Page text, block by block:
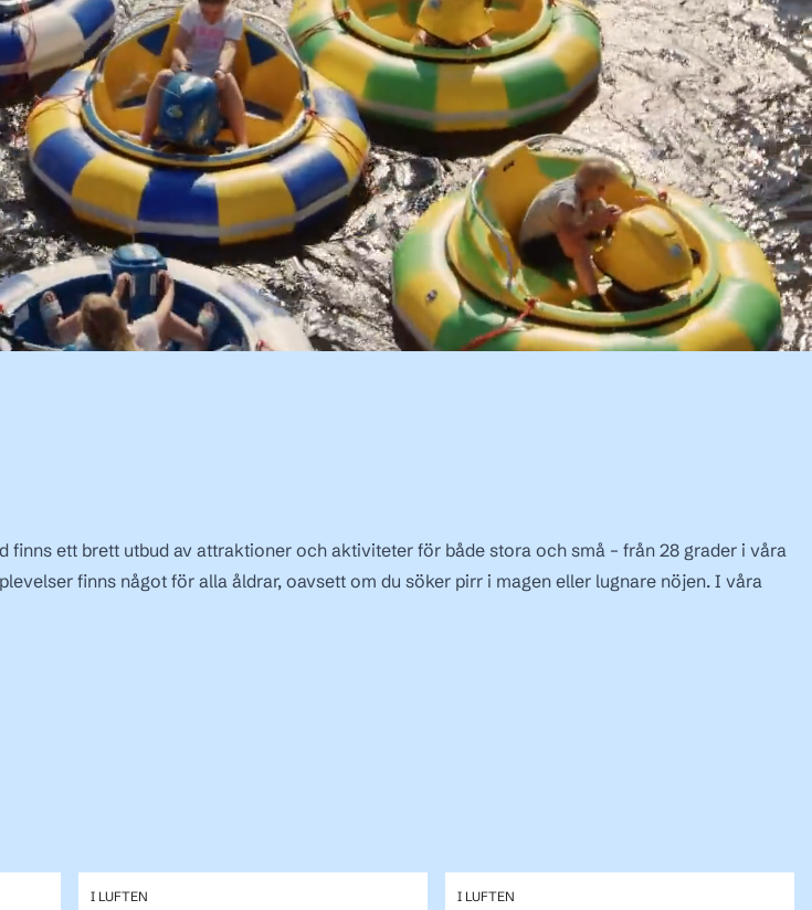
ett brett utbud av attraktioner och aktiviteter för både stora och små – från 28 grader i våra
finns något för alla åldrar, oavsett om du söker pirr i magen eller lugnare nöjen. I våra
I LUFTEN I LUFTEN